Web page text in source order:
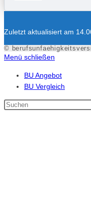
Zuletzt aktualisiert am
©
Menü schließen
BU Angebot
BU Vergleich
Diese